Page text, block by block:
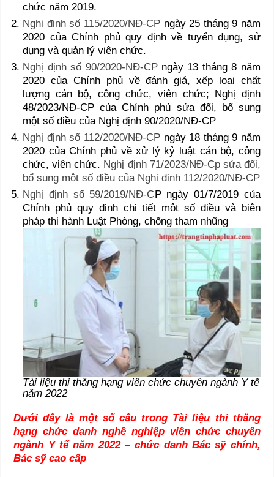
chức năm 2019.
Nghị định số 115/2020/NĐ-CPngày 25 tháng 9 năm
2020 của Chính phủ quy định về tuyển dụng, sử
dụng và quản lý viên chức.
Nghị định số 90/2020-NĐ-CPngày 13 tháng 8 năm
2020 của Chính phủ về đánh giá, xếp loại chất
lượng cán bộ, công chức, viên chức; Nghị định
48/2023/NĐ-CP của Chính phủ sửa đổi, bổ sung
một số điều của Nghị định 90/2020/NĐ-CP
Nghị định số 112/2020/NĐ-CPngày 18 tháng 9 năm
2020 của Chính phủ về xử lý kỷ luật cán bộ, công
chức, viên chức. Nghị định 71/2023/NĐ-Cp sửa đổi,
bổ sung một số điều của Nghị định 112/2020/NĐ-CP
Nghị định số 59/2019/NĐ-CP ngày 01/7/2019 của
Chính phủ quy định chi tiết một số điều và biện
pháp thi hành Luật Phòng, chống tham nhũng
Tài liệu thi thăng hạng viên chức chuyên ngành Y tế
năm 2022
Dưới đây là một số câu trong Tài liệu thi thăng
hạng chức danh nghề nghiệp viên chức chuyên
ngành Y tế năm 2022 – chức danh Bác sỹ chính,
Bác sỹ cao cấp